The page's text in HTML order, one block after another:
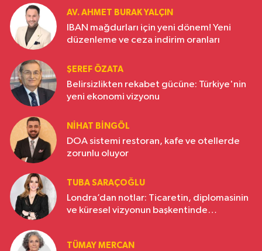
AV. AHMET BURAK YALÇIN
IBAN mağdurları için yeni dönem! Yeni
düzenleme ve ceza indirim oranları
ŞEREF ÖZATA
Belirsizlikten rekabet gücüne: Türkiye'nin
yeni ekonomi vizyonu
NIHAT BINGÖL
DOA sistemi restoran, kafe ve otellerde
zorunlu oluyor
TUBA SARAÇOĞLU
Londra’dan notlar: Ticaretin, diplomasinin
ve küresel vizyonun başkentinde
TÜMAY MERCAN